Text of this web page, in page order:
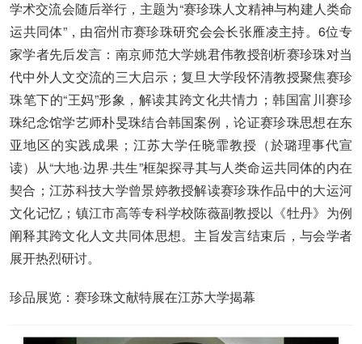
学术交流会随后举行，主题为“赛珍珠人文精神与构建人类命
运共同体”，由宿州市赛珍珠研究会会长张雁凌主持。6位专
家学者先后发言：南京师范大学姚君伟教授剖析赛珍珠对当
代中外人文交流的三大启示；复旦大学段怀清教授聚焦赛珍
珠笔下的“王妈”形象，解读其跨文化共情力；韩国富川赛珍
珠纪念馆学艺师朴旻珠结合韩国案例，论证赛珍珠思想在东
亚地区的实践成果；江苏大学任晓霏教授（於璐理事代宣
读）从“大地·边界·共生”框架探寻其与人类命运共同体的内在
契合；江苏科技大学曾景婷教授解读赛珍珠作品中的大运河
文化记忆；镇江市高等专科学校陈薇副教授以《牡丹》为例
阐释其跨文化人文共同体思想。主旨发言结束后，与会学者
展开热烈研讨。
珍品展览：赛珍珠文献特展在江苏大学揭幕